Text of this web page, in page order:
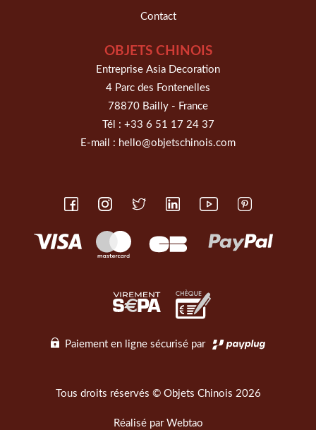
Contact
OBJETS CHINOIS
Entreprise Asia Decoration
4 Parc des Fontenelles
78870 Bailly - France
Tél : +33 6 51 17 24 37
E-mail : hello@objetschinois.com
Paiement en ligne sécurisé par
Tous droits réservés © Objets Chinois 2026
Réalisé par Webtao